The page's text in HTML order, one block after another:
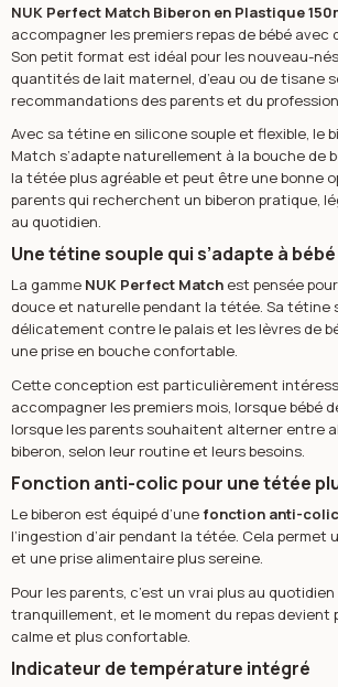
NUK Perfect Match Biberon en Plastique
accompagner les premiers repas de bébé
Son petit format est idéal pour les nouveau-
quantités de lait maternel, d’eau ou de tisane
recommandations des parents et du
Avec sa tétine en silicone souple et flexible, le
Match s’adapte naturellement à la bouche de
la tétée plus agréable et peut être une bonne
parents qui recherchent un biberon pratique,
au quotidien.
Une tétine souple qui s’adapte à bébé
La gamme NUK Perfect Matchest pensée
douce et naturelle pendant la tétée. Sa tétine
délicatement contre le palais et les lèvres de
une prise en bouche confortable.
Cette conception est particulièrement
accompagner les premiers mois, lorsque bébé
lorsque les parents souhaitent alterner entre
biberon, selon leur routine et leurs besoins.
Fonction anti-colic pour une tétée
Le biberon est équipé d’unefonction anti-colic
l’ingestion d’air pendant la tétée. Cela permet
et une prise alimentaire plus sereine.
Pour les parents, c’est un vrai plus au
tranquillement, et le moment du repas devient
calme et plus confortable.
Indicateur de température intégré